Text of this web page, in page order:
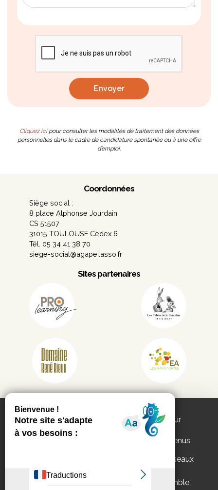
Cliquez icipour consulter les modalités de traitement des données
personnelles dans le cadre de candidature spontanée ou à une offre
d’emploi.
Coordonnées
Siège social :
8 place Alphonse Jourdain
CS 51507
31015 TOULOUSE Cedex 6
Tél. 05 34 41 38 70
siege-social@agapei.asso.fr
Sites partenaires
Mentions légales
Politique de
confidentialité
Ce site utilise les services de partenaires pour
vous proposer :
des vidéos, des publications et des contenus
des fonctionnalités de partage sur les réseaux
sociaux.
Vous pouvez
refuser
l’ensemble